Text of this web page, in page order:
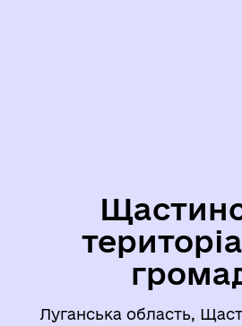
Луганська область,